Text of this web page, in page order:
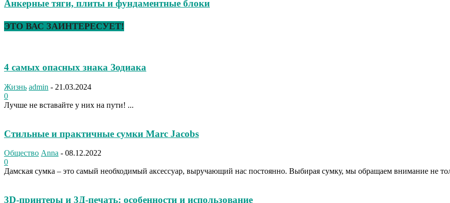
Анкерные тяги, плиты и фундаментные блоки
ЭТО ВАС ЗАИНТЕРЕСУЕТ!
4 самых опасных знака Зодиака
Жизнь admin - 21.03.2024
0
Лучше не вставайте у них на пути! ...
Стильные и практичные сумки Marc Jacobs
Общество Anna - 08.12.2022
0
Дамская сумка – это самый необходимый аксессуар, выручающий нас постоянно. Выбирая сумку, мы обращаем внимание не
3D-принтеры и 3Д-печать: особенности и использование